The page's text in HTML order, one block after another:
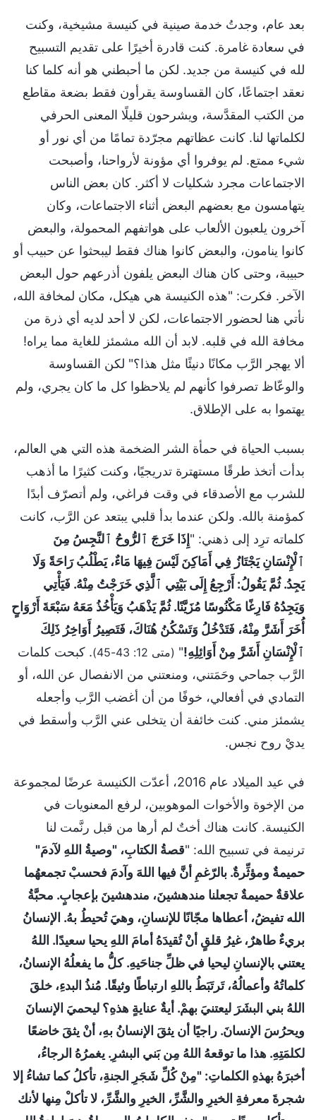
بعد عام، وجدتُ خدمة صينية في كنيسة مشيخية، وكنت
في سعادة غامرة. كنت قادرة أخيرًا على تقديم التسبيح
لله في كنيسة من جديد. لكن ما أحبطني هو أنه كلما كنا
نعقد اجتماعًا، كان القساوسة يقرأون فقط بضعة مقاطع
من الكتب المقدَّسة، ويشرحون قليلًا المعنى الحرفي
لكلماتها لنا. كانت عظاتهم مجرّدة تمامًا من أي نور أو
شيء ممتع. لم يوفروا أي مؤونة لأرواحنا، وأصبحت
الاجتماعات مجرد شكليات لا أكثر. كان بعض الناس
يتهامسون مع بعضهم البعض أثناء الاجتماعات، وكان
آخرون يلعبون الألعاب على هواتفهم المحمولة، والبعض
كانوا ينامون، والبعض كانوا هناك فقط ليبحثوا عن حبيب أو
حبيبة، وحتى كان هناك البعض يلفون أذرعهم حول البعض
الآخر. فكرت: "هذه الكنيسة هي هيكل، مكان لمخافة الله،
نأتي هنا لحضور الاجتماعات، لكن لا أحد لديه أي ذرة من
مخافة الله في قلبه. لابد أن الله مشمئز للغاية مما يراه!
ألا يهجر الرَّب مكانًا دنيئًا مثل هذا؟" لكن القساوسة
والوعّاظ تصرفوا كأنهم لم يلاحظوا كل ما كان يجري، ولم
يهتموا به على الإطلاق.
بسبب الحياة في حمأة الشر الضخمة هذه التي هي العالم،
بدأت أتخذ طرقًا مستهترة تدريجيًا، وكنت كثيرًا ما أذهب
للشرب مع الأصدقاء في وقت فراغي، ولم أتصرّف أبدًا
كمؤمنة بالله. ولكن عندما بدأ قلبي يبتعد عن الرَّب، كانت
كلماته ترِد إلى ذهني: "إِذَا خَرَجَ ٱلرُّوحُ ٱلنَّجِسُ مِنَ
ٱلْإِنْسَانِ يَجْتَازُ فِي أَمَاكِنَ لَيْسَ فِيهَا مَاءٌ، يَطْلُبُ رَاحَةً وَلَا
يَجِدُ. ثُمَّ يَقُولُ: أَرْجِعُ إِلَى بَيْتِي ٱلَّذِي خَرَجْتُ مِنْهُ. فَيَأْتِي
وَيَجِدُهُ فَارِغًا مَكْنُوسًا مُزَيَّنًا. ثُمَّ يَذْهَبُ وَيَأْخُذُ مَعَهُ سَبْعَةَ أَرْوَاحٍ
أُخَرَ أَشَرَّ مِنْهُ، فَتَدْخُلُ وَتَسْكُنُ هُنَاكَ، فَتَصِيرُ أَوَاخِرُ ذَلِكَ
ٱلْإِنْسَانِ أَشَرَّ مِنْ أَوَائِلِهِ!" (متى 12: 43-45)
. كبحت كلمات
الرَّب جماحي وحَمَتني، ومنعتني من الانفصال عن الله، أو
التمادي في أفعالي، خوفًا من أن أغضب الرَّب وأجعله
يشمئز مني. كنت خائفة أن يتخلى عني الرَّب وأسقط في
يديْ روح نجس.
في عيد الميلاد عام 2016، أعدّت الكنيسة عرضًا لمجموعة
من الإخوة والأخوات الموهوبين، لرفع المعنويات في
الكنيسة. كانت هناك أختٌ لم أرها من قبل رنَّمت لنا
ترنيمة في تسبيح الله: "قصةُ الكتابِ، "وصيةُ اللهِ لآدمَ"
حميمةٌ ومؤثِّرةٌ. بالرّغمِ أنَّ فيها اللهَ وآدمَ فحسبْ تجمعهُما
علاقةٌ حميمةٌ تجعلنا مندهشينَ، مندهشينَ بإعجابٍ. محبَّةُ
الله تفيضُ، أعطاها مجّانًا للإنسانِ، وهيَ تُحيطُ بهُ. الإنسانُ
بريءٌ طاهرٌ، غيرُ قلقٍ أنْ تُقيدَهُ أمامَ اللهِ يحيا سعيدًا. اللهُ
يعتني بالإنسانِ ليحيا في ظلِّ جناحَيهِ. كلُّ ما يفعلُهُ الإنسانُ،
كلماتُهُ وأعمالُهُ، تَرتَبَطُ باللهِ ارتباطًا وثيقًا. مُنذُ البدءِ، خلقَ
اللهُ بني البشَرَ ليعتنيَ بهمْ. أيةٌ عنايةٍ هذهِ؟ ليحميَ الإنسانَ
ويحرُسَ الإنسانَ. راجيًا أن يثقَ الإنسانُ بهِ، أنْ يثقَ خاضعًا
لكلمَتِهِ. هذا ما توقعهُ اللهُ مِن بَني البشرِ. يغمرُهُ الرجاءُ،
أخبرَهُ بهذهِ الكلماتِ: "مِنْ كُلِّ شَجَرِ الجنةِ، تأكلُ كما تشاءُ إلا
شجرةَ معرفةِ الخيرِ والشَّرِّ، الخيرِ والشَّرِّ، لا تأكلْ مِنها لأنك